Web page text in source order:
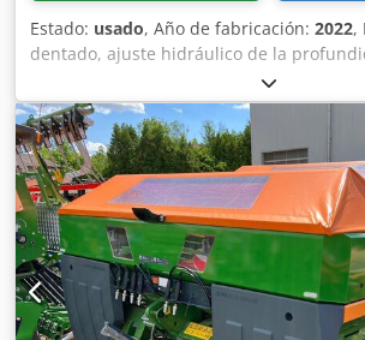
Estado: usado, Año de fabricación: 2022,
dentado, ajuste hidráulico de la
del grupo de discos / ajuste hidráulico
de trabajo de la unidad de nivelación,
para Ceus 50 / ajuste hidráulico de la
trabajo del campo de púas con lanza
CUCHILLA 80 mm / (14/K1) Csdpfx Abotz